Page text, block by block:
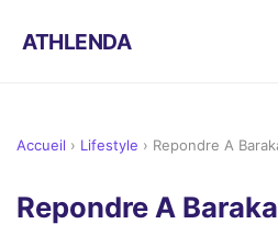
ATHLENDA
Accueil › Lifestyle › Repondre A
Repondre A